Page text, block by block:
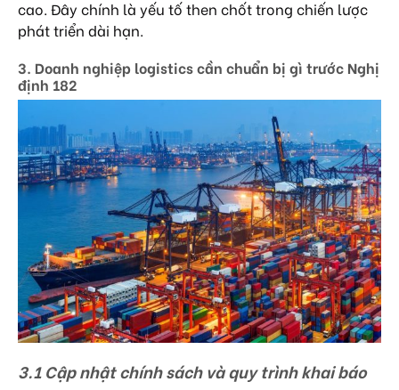
cao. Đây chính là yếu tố then chốt trong chiến lược
phát triển dài hạn.
3. Doanh nghiệp logistics cần chuẩn bị gì trước Nghị
định 182
3.1 Cập nhật chính sách và quy trình khai báo